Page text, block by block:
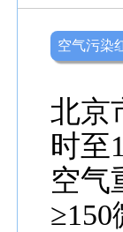
空气污染
北京
时至
空气